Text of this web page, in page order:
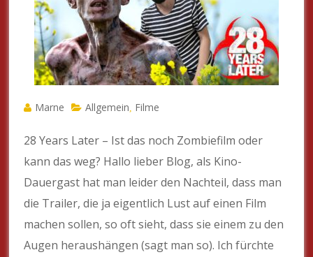
Marne Allgemein Filme
28 Years Later – Ist das noch Zombiefilm oder
kann das weg? Hallo lieber Blog, als Kino-
Dauergast hat man leider den Nachteil, dass man
die Trailer, die ja eigentlich Lust auf einen Film
machen sollen, so oft sieht, dass sie einem zu den
Augen heraushängen (sagt man so). Ich fürchte